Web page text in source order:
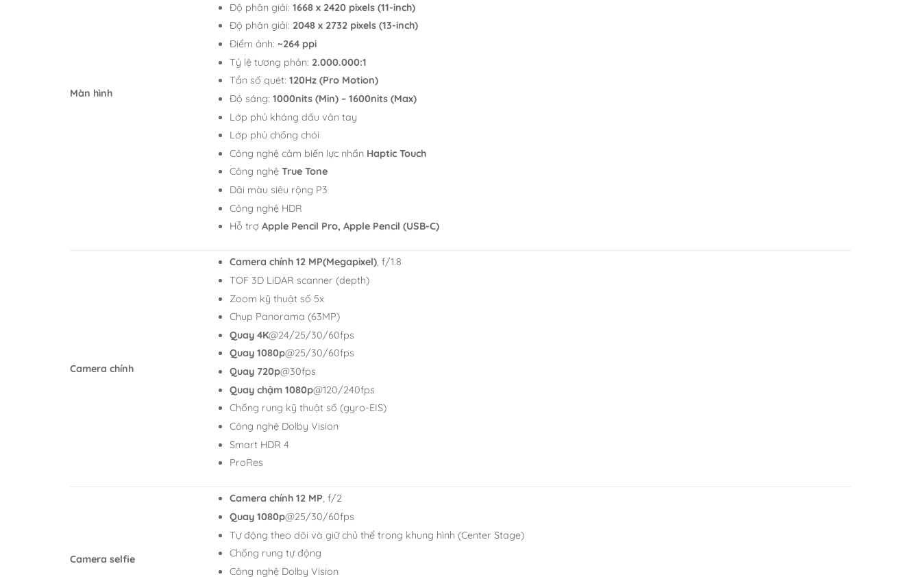
Màn hình
Độ phân giải: 1668 x 2420 pixels (11-inch)
Độ phân giải: 2048 x 2732 pixels (13-inch)
Điểm ảnh: ~264 ppi
Tỷ lệ tương phản: 2.000.000:1
Tần số quét: 120Hz (Pro Motion)
Độ sáng: 1000nits (Min) – 1600nits (Max)
Lớp phủ kháng dấu vân tay
Lớp phủ chống chói
Công nghệ cảm biến lực nhấn Haptic Touch
Công nghệ True Tone
Dãi màu siêu rộng P3
Công nghệ HDR
Hỗ trợ Apple Pencil Pro, Apple Pencil (USB-C)
Camera chính
Camera chính 12 MP(Megapixel), f/1.8
TOF 3D LiDAR scanner (depth)
Zoom kỹ thuật số 5x
Chụp Panorama (63MP)
Quay 4K@24/25/30/60fps
Quay 1080p@25/30/60fps
Quay 720p@30fps
Quay chậm 1080p@120/240fps
Chống rung kỹ thuật số (gyro-EIS)
Công nghệ Dolby Vision
Smart HDR 4
ProRes
Camera selfie
Camera chính 12 MP, f/2
Quay 1080p@25/30/60fps
Tự động theo dõi và giữ chủ thể trong khung hình (Center Stage)
Chống rung tự động
Công nghệ Dolby Vision